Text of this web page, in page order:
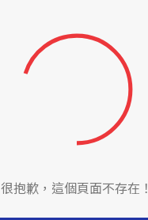
很抱歉，這個頁面不存在！